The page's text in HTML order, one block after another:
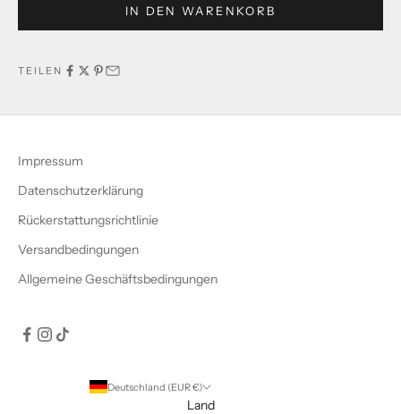
IN DEN WARENKORB
TEILEN
Impressum
Datenschutzerklärung
Rückerstattungsrichtlinie
Versandbedingungen
Allgemeine Geschäftsbedingungen
Deutschland (EUR €)
Land